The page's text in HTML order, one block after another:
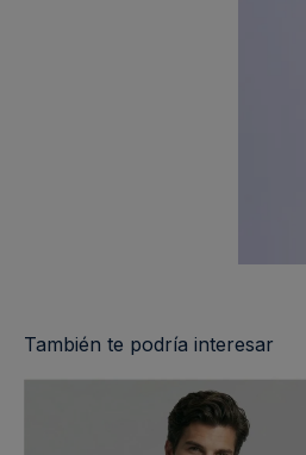
También te podría interesar